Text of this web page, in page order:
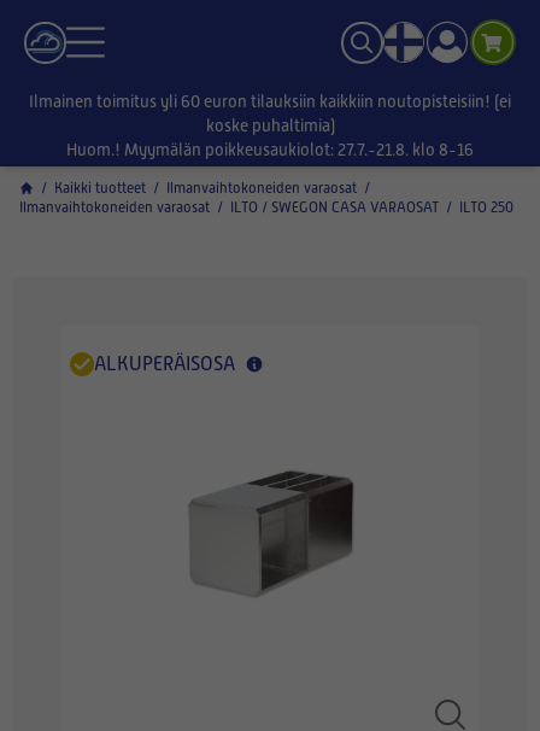
Ilmainen toimitus yli 60 euron tilauksiin kaikkiin noutopisteisiin! (ei
koske puhaltimia)
Huom.! Myymälän poikkeusaukiolot: 27.7.-21.8. klo 8-16
/ Kaikki tuotteet / Ilmanvaihtokoneiden varaosat /
Ilmanvaihtokoneiden varaosat / ILTO / SWEGON CASA VARAOSAT / ILTO 250
ALKUPERÄISOSA